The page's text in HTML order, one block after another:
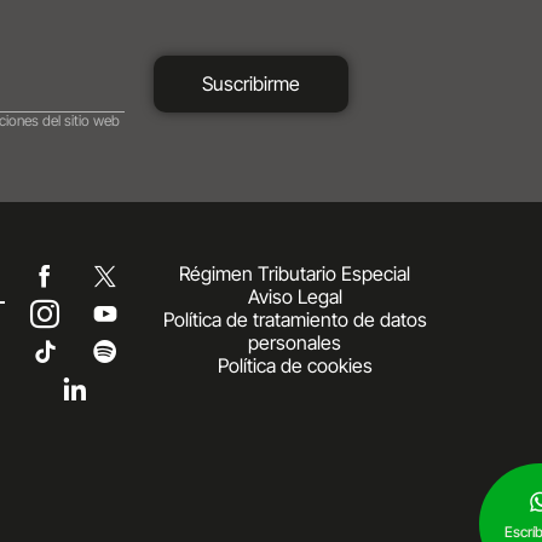
Suscribirme
del sitio web
Régimen Tributario Especial
Aviso Legal
Política de tratamiento de datos
personales
Política de cookies